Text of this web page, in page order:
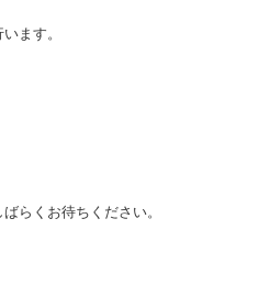
ます。
らくお待ちください。